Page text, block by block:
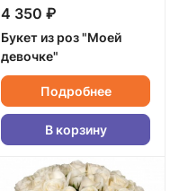
4 350 ₽
Букет из роз "Моей
девочке"
Подробнее
В корзину